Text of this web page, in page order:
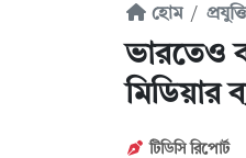
হোম
ভারতেও
মিডিয়ার
টিডিসি ‍রিপোর্ট